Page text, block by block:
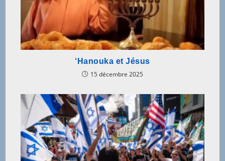
‘Hanouka et Jésus
15 décembre 2025